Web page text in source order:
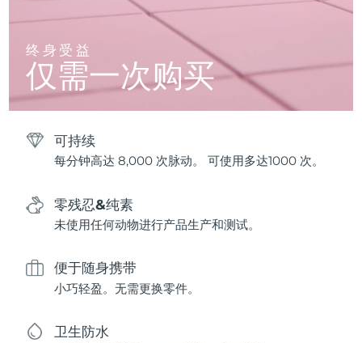
终身受益
仅需一次购买
可持续
每分钟高达 8,000 次脉动。 可使用多达1000 次。
零残忍&纯素
未使用任何动物进行产品生产和测试。
便于随身携带
小巧轻盈。无需更换零件。
卫生防水